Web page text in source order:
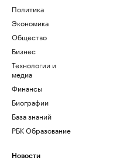
Политика
Экономика
Общество
Бизнес
Технологии и
медиа
Финансы
Биографии
База знаний
РБК Образование
Новости